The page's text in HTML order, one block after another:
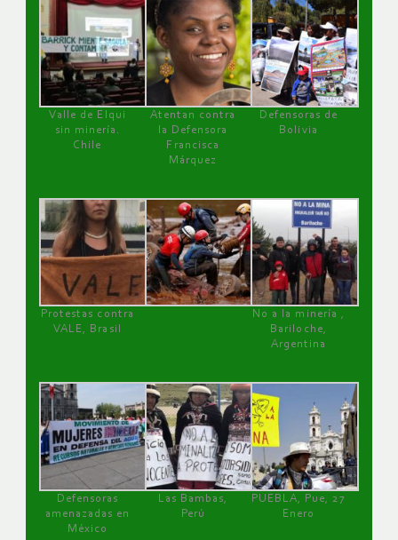
Valle de Elqui
sin minería.
Chile
Atentan contra
la Defensora
Francisca
Márquez
Defensoras de
Bolivia
Protestas contra
VALE, Brasil
No a la minería ,
Bariloche,
Argentina
Defensoras
amenazadas en
México
Las Bambas,
Perú
PUEBLA, Pue, 27
Enero